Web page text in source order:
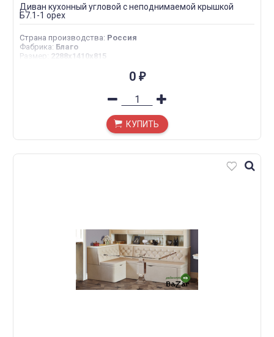
Диван кухонный угловой с неподнимаемой крышкой
Б7.1-1 орех
Страна производства: Россия
Фабрика: Благо
Размер : 2288х1410х815
0 ₽
КУПИТЬ